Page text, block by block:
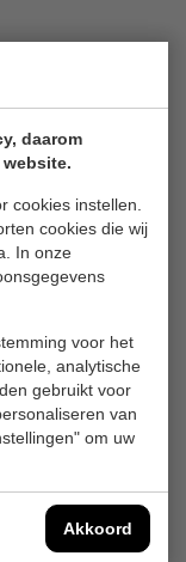
daarom
cookies instellen.
cookies die wij
In onze
voor het
analytische
gebruikt voor
van
om uw
Akkoord